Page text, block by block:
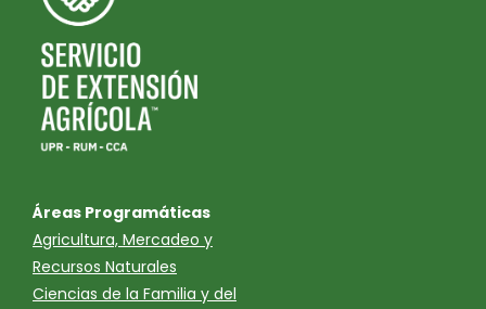
Áreas Programáticas
Agricultura, Mercadeo y
Recursos Naturales
Ciencias de la Familia y del